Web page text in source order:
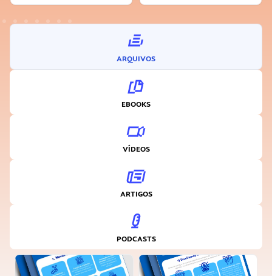
ARQUIVOS
EBOOKS
VÍDEOS
ARTIGOS
PODCASTS